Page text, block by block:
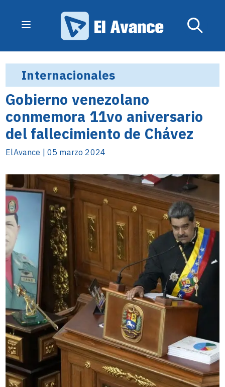
Internacionales
Gobierno venezolano
conmemora 11vo aniversario
del fallecimiento de Chávez
ElAvance | 05 marzo 2024